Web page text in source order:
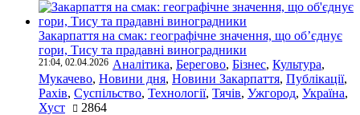
Закарпаття на смак: географічне значення, що об’єднує
гори, Тису та прадавні виноградники
21:04, 02.04.2026 Аналітика, Берегово, Бізнес, Культура,
Мукачево, Новини дня, Новини Закарпаття, Публікації,
Рахів, Суспільство, Технології, Тячів, Ужгород, Україна,
Хуст
2864